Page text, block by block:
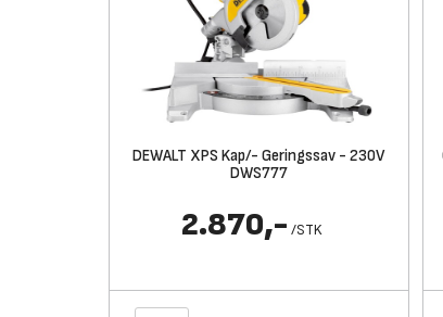
DEWALT XPS Kap/- Geringssav - 230V
DWS777
2.870,- /STK